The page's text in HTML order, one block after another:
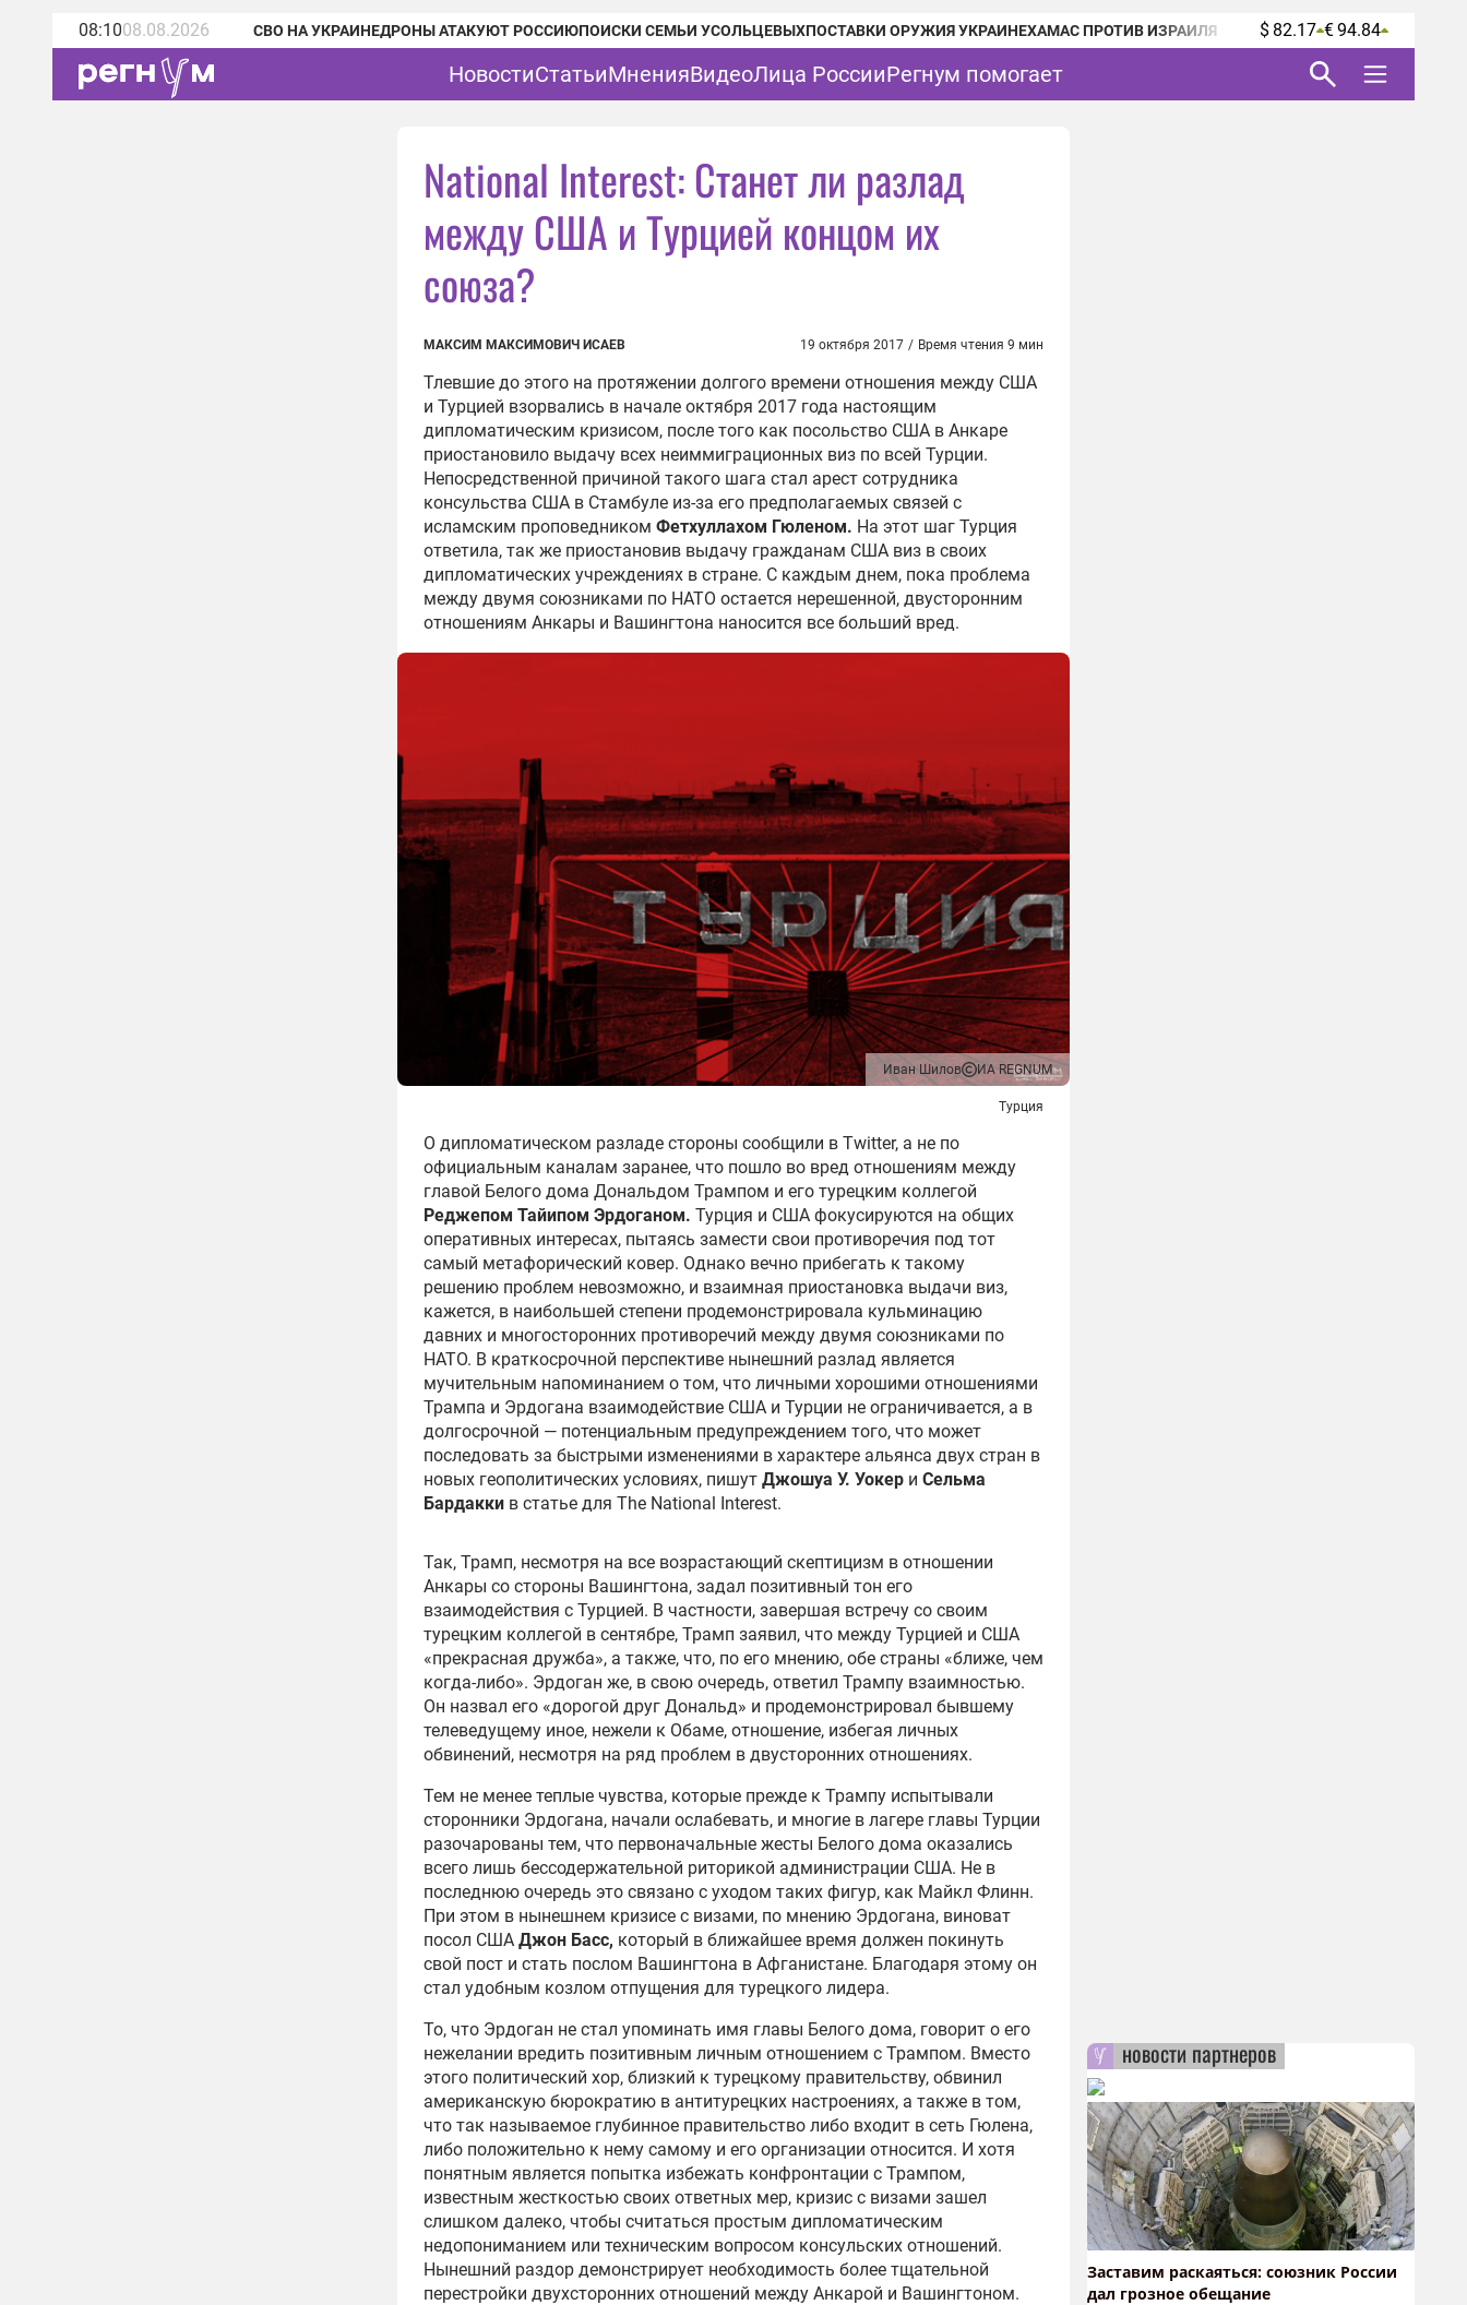
08:1008.08.2026 СВО НА УКРАИНЕДРОНЫ АТАКУЮТ РОССИЮПОИСКИ СЕМЬИ УСОЛЬЦЕВЫХПОСТАВКИ ОРУЖИЯ УКРАИНЕХАМАС ПРОТИВ ИЗРАИЛЯ $ 82.17 € 94.84
НовостиСтатьиМненияВидеоЛица РоссииРегнум помогает
National Interest: Станет ли разлад
между США и Турцией концом их
союза?
МАКСИМ МАКСИМОВИЧ ИСАЕВ 19 октября 2017 / Время чтения 9 мин
Тлевшие до этого на протяжении долгого времени отношения между США
и Турцией взорвались в начале октября 2017 года настоящим
дипломатическим кризисом, после того как посольство США в Анкаре
приостановило выдачу всех неиммиграционных виз по всей Турции.
Непосредственной причиной такого шага стал арест сотрудника
консульства США в Стамбуле из-за его предполагаемых связей с
исламским проповедником Фетхуллахом Гюленом. На этот шаг Турция
ответила, так же приостановив выдачу гражданам США виз в своих
дипломатических учреждениях в стране. С каждым днем, пока проблема
между двумя союзниками по НАТО остается нерешенной, двусторонним
отношениям Анкары и Вашингтона наносится все больший вред.
Иван Шилов ИА REGNUM
Турция
О дипломатическом разладе стороны сообщили в Twitter, а не по
официальным каналам заранее, что пошло во вред отношениям между
главой Белого дома Дональдом Трампом и его турецким коллегой
Реджепом Тайипом Эрдоганом. Турция и США фокусируются на общих
оперативных интересах, пытаясь замести свои противоречия под тот
самый метафорический ковер. Однако вечно прибегать к такому
решению проблем невозможно, и взаимная приостановка выдачи виз,
кажется, в наибольшей степени продемонстрировала кульминацию
давних и многосторонних противоречий между двумя союзниками по
НАТО. В краткосрочной перспективе нынешний разлад является
мучительным напоминанием о том, что личными хорошими отношениями
Трампа и Эрдогана взаимодействие США и Турции не ограничивается, а в
долгосрочной — потенциальным предупреждением того, что может
последовать за быстрыми изменениями в характере альянса двух стран в
новых геополитических условиях, пишут Джошуа У. Уокер и Сельма
Бардакки в статье для The National Interest.
Так, Трамп, несмотря на все возрастающий скептицизм в отношении
Анкары со стороны Вашингтона, задал позитивный тон его
взаимодействия с Турцией. В частности, завершая встречу со своим
турецким коллегой в сентябре, Трамп заявил, что между Турцией и США
«прекрасная дружба», а также, что, по его мнению, обе страны «ближе, чем
когда-либо». Эрдоган же, в свою очередь, ответил Трампу взаимностью.
Он назвал его «дорогой друг Дональд» и продемонстрировал бывшему
телеведущему иное, нежели к Обаме, отношение, избегая личных
обвинений, несмотря на ряд проблем в двусторонних отношениях.
Тем не менее теплые чувства, которые прежде к Трампу испытывали
сторонники Эрдогана, начали ослабевать, и многие в лагере главы Турции
разочарованы тем, что первоначальные жесты Белого дома оказались
всего лишь бессодержательной риторикой администрации США. Не в
последнюю очередь это связано с уходом таких фигур, как Майкл Флинн.
При этом в нынешнем кризисе с визами, по мнению Эрдогана, виноват
посол США Джон Басс, который в ближайшее время должен покинуть
свой пост и стать послом Вашингтона в Афганистане. Благодаря этому он
стал удобным козлом отпущения для турецкого лидера.
То, что Эрдоган не стал упоминать имя главы Белого дома, говорит о его
нежелании вредить позитивным личным отношением с Трампом. Вместо
этого политический хор, близкий к турецкому правительству, обвинил
американскую бюрократию в антитурецких настроениях, а также в том,
что так называемое глубинное правительство либо входит в сеть Гюлена,
либо положительно к нему самому и его организации относится. И хотя
понятным является попытка избежать конфронтации с Трампом,
известным жесткостью своих ответных мер, кризис с визами зашел
слишком далеко, чтобы считаться простым дипломатическим
недопониманием или техническим вопросом консульских отношений.
Нынешний раздор демонстрирует необходимость более тщательной
перестройки двухсторонних отношений между Анкарой и Вашингтоном.
новости партнеров
Заставим раскаяться: союзник России
дал грозное обещание